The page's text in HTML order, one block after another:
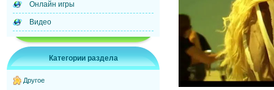
Онлайн игры
Видео
Категории раздела
Другое